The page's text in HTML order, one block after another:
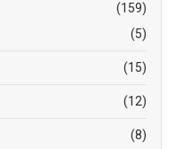
(159)
(5)
(15)
(12)
(8)